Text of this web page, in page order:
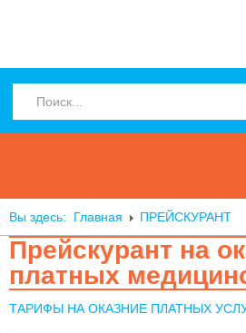
Вы здесь: Главная ПРЕЙСКУРАНТ
Прейскурант на
платных
ТАРИФЫ НА ОКАЗНИЕ ПЛАТНЫХ